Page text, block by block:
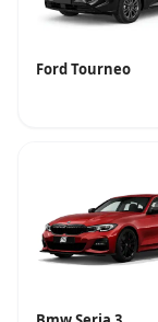
Ford Tourneo